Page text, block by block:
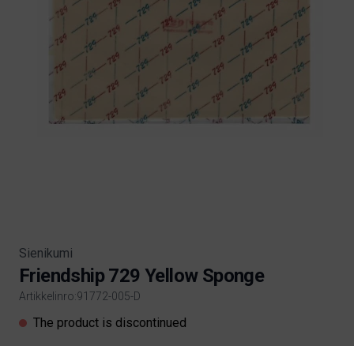
Sienikumi
Friendship 729 Yellow Sponge
Artikkelinro:91772-005-D
Product information
The product is discontinued